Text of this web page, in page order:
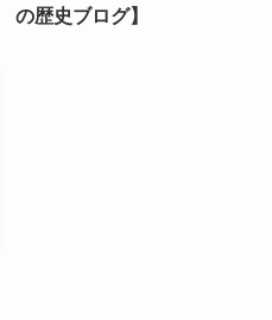
の歴史ブログ】